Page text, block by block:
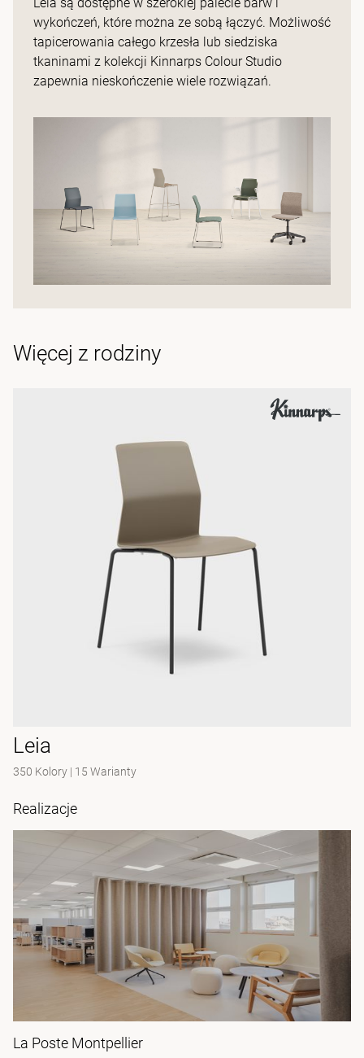
wykończeń, które można ze sobą łączyć. Możliwość
tapicerowania całego krzesła lub siedziska
tkaninami z kolekcji Kinnarps Colour Studio
zapewnia nieskończenie wiele rozwiązań.
Więcej z rodziny
Leia
350 Kolory | 15 Warianty
Realizacje
La Poste Montpellier